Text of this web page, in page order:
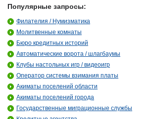
Популярные запросы:
Филателия / Нумизматика
Молитвенные комнаты
Бюро кредитных историй
Автоматические ворота / шлагбаумы
Клубы настольных игр / видеоигр
Оператор системы взимания платы
Акиматы поселений области
Акиматы поселений города
Государственные миграционные службы